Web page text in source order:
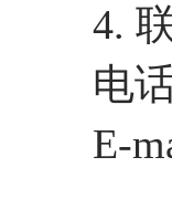
4.
电
E-